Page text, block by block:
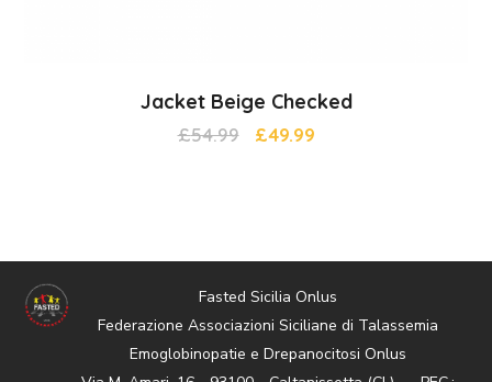
Jacket Beige Checked
£54.99 £49.99
Fasted Sicilia Onlus
Federazione Associazioni Siciliane di Talassemia
Emoglobinopatie e Drepanocitosi Onlus